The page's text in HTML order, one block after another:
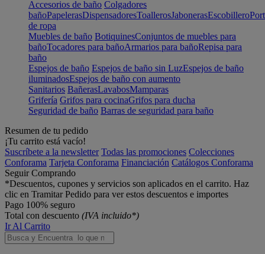
Accesorios de baño Colgadores
bañoPapelerasDispensadoresToallerosJabonerasEscobillero
de ropa
Muebles de baño BotiquinesConjuntos de muebles para
bañoTocadores para bañoArmarios para bañoRepisa para
baño
Espejos de baño Espejos de baño sin LuzEspejos de baño
iluminadosEspejos de baño con aumento
Sanitarios BañerasLavabosMamparas
Grifería Grifos para cocinaGrifos para ducha
Seguridad de baño Barras de seguridad para baño
Resumen de tu pedido
¡Tu carrito está vacío!
Suscríbete a la newsletter Todas las promociones Colecciones
Conforama Tarjeta Conforama Financiación Catálogos Conforama
Seguir Comprando
*Descuentos, cupones y servicios son aplicados en el carrito. Haz
clic en Tramitar Pedido para ver estos descuentos e importes
Pago 100% seguro
Total con descuento (IVA incluido*)
Ir Al Carrito